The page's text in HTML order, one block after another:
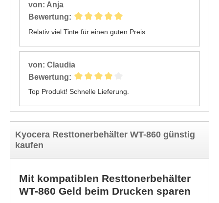
von: Anja
Bewertung:
Relativ viel Tinte für einen guten Preis
von: Claudia
Bewertung:
Top Produkt! Schnelle Lieferung.
Kyocera Resttonerbehälter WT-860 günstig
kaufen
Mit kompatiblen Resttonerbehälter
WT-860 Geld beim Drucken sparen